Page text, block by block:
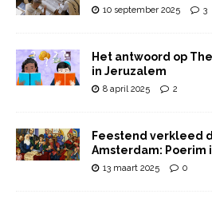
10 september 2025 3
Het antwoord op
in Jeruzalem
8 april 2025 2
Feestend verkleed
Amsterdam: Poerim
13 maart 2025 0